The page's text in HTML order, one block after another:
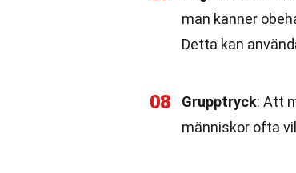
man känner
Detta kan
08 Grupptryck: Att
människor ofta